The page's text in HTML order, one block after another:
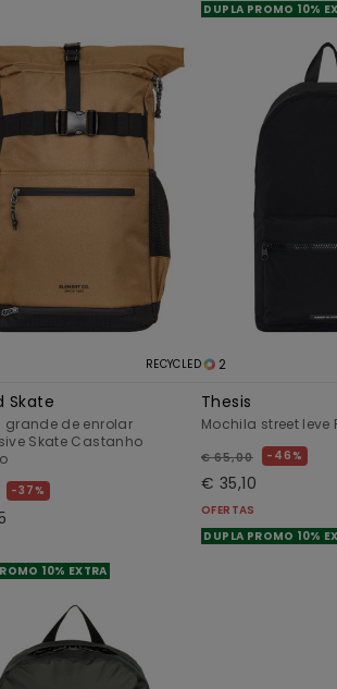
DUPLA PROMO 10%
RECYCLED
Skate
grande de enrolar
Skate Castanho
37%
10% EXTRA
2
Thesis
Mochila street leve
€ 65,00 46%
€ 35,10
OFERTAS
DUPLA PROMO 10%